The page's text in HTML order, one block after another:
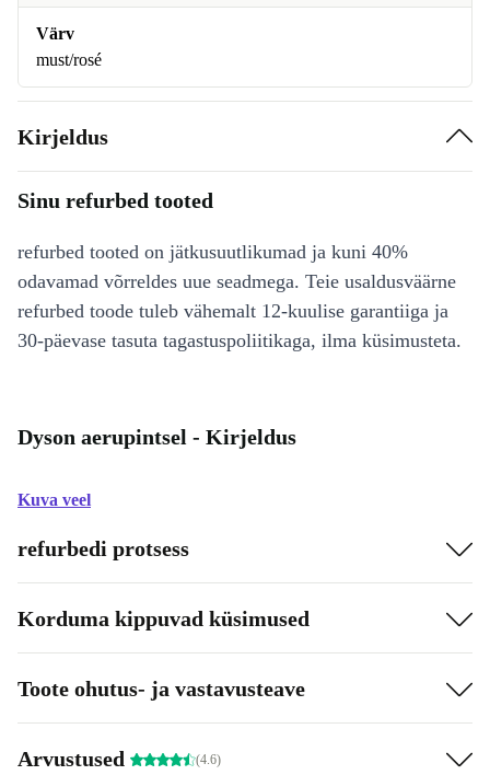
Värv
must/rosé
Kirjeldus
Sinu refurbed tooted
refurbed tooted on jätkusuutlikumad ja kuni 40%
odavamad võrreldes uue seadmega. Teie usaldusväärne
refurbed toode tuleb vähemalt 12-kuulise garantiiga ja
30-päevase tasuta tagastuspoliitikaga, ilma küsimusteta.
Dyson aerupintsel - Kirjeldus
Kuva veel
refurbedi protsess
Korduma kippuvad küsimused
Toote ohutus- ja vastavusteave
Arvustused (4.6)